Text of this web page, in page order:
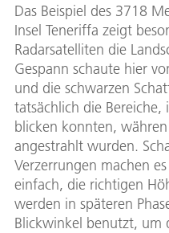
Das Beispiel des 3718
Insel Teneriffa zeigt
Radarsatelliten die
Gespann schaute hier
und die schwarzen
tatsächlich die
blicken konnten,
angestrahlt wurden.
Verzerrungen machen
einfach, die richtigen
werden in späteren
Blickwinkel benutzt, um